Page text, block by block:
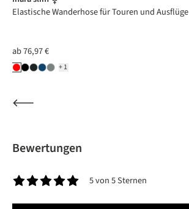
+1
Elastische Wanderhose für Touren und Ausflüge
ab76,97 €
Bewertungen
5 von 5 Sternen